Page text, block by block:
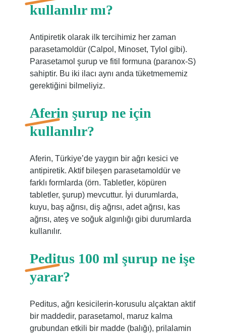
kullanılır mı?
Antipiretik olarak ilk tercihimiz her zaman
parasetamoldür (Calpol, Minoset, Tylol gibi).
Parasetamol şurup ve fitil formuna (paranox-S)
sahiptir. Bu iki ilacı aynı anda tüketmememiz
gerektiğini bilmeliyiz.
Aferin şurup ne için
kullanılır?
Aferin, Türkiye’de yaygın bir ağrı kesici ve
antipiretik. Aktif bileşen parasetamoldür ve
farklı formlarda (örn. Tabletler, köpüren
tabletler, şurup) mevcuttur. İyi durumlarda,
kuyu, baş ağrısı, diş ağrısı, adet ağrısı, kas
ağrısı, ateş ve soğuk algınlığı gibi durumlarda
kullanılır.
Peditus 100 ml şurup ne işe
yarar?
Peditus, ağrı kesicilerin-korusulu alçaktan aktif
bir maddedir, parasetamol, maruz kalma
grubundan etkili bir madde (balığı), prilalamin